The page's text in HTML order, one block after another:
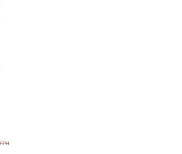
FPH